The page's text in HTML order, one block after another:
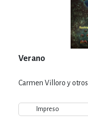
Verano
Carmen Villoro y otros
Impreso